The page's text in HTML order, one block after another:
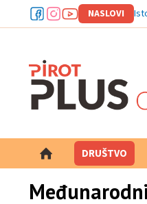
NASLOVI
DRUŠTVO